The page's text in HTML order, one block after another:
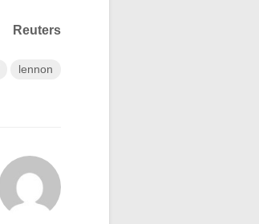
Reuters
lennon